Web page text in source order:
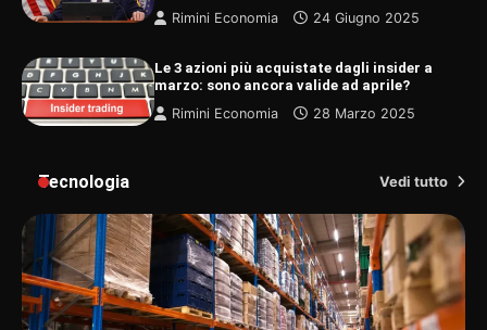
Rimini Economia
24 Giugno 2025
Le 3 azioni più acquistate dagli insider a
marzo: sono ancora valide ad aprile?
Rimini Economia
28 Marzo 2025
Tecnologia Vedi tutto